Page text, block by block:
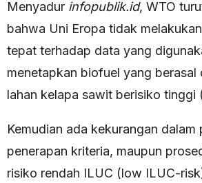
Menyadur infopublik.id, WTO
bahwa Uni Eropa tidak
tepat terhadap data yang
menetapkan biofuel yang berasal
lahan kelapa sawit berisiko tinggi
Kemudian ada kekurangan dalam
penerapan kriteria, maupun
risiko rendah ILUC (low ILUC-